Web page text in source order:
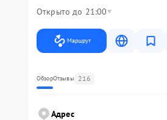
Открыто до 21:00
Маршрут
ОбзорОтзывы 216
Адрес